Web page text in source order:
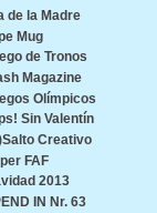
de la Madre
Mug
de Tronos
Magazine
Olímpicos
Sin Valentín
Creativo
FAF
2013
IN Nr. 63